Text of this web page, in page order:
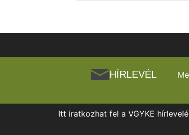
HÍRLEVÉL
Itt iratkozhat fel a VGYKE